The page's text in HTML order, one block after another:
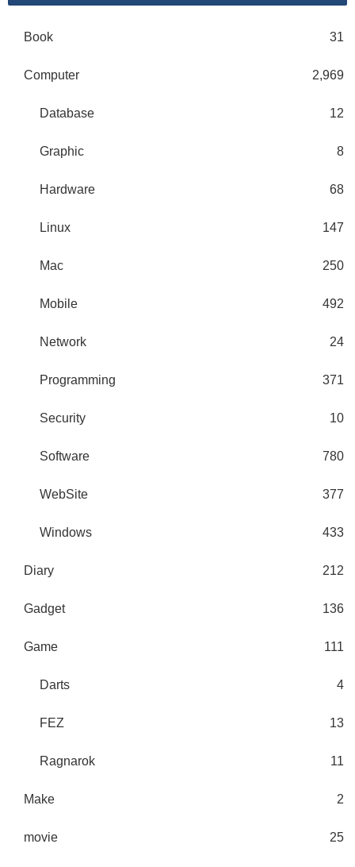
Book 31
Computer 2,969
Database 12
Graphic 8
Hardware 68
Linux 147
Mac 250
Mobile 492
Network 24
Programming 371
Security 10
Software 780
WebSite 377
Windows 433
Diary 212
Gadget 136
Game 111
Darts 4
FEZ 13
Ragnarok 11
Make 2
movie 25